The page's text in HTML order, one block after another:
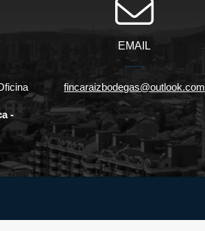
-
EMAIL
fincaraizbodegas@outlook.com